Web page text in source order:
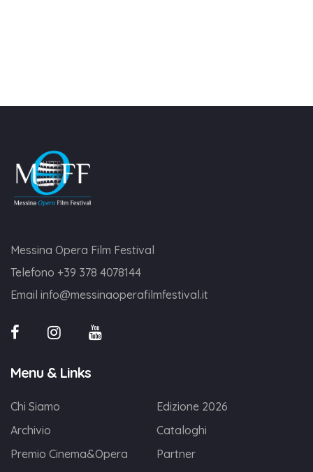
Messina Opera Film Festival
Telefono +39 378 4078144
Email info@messinaoperafilmfestival.it
Menu & Links
Chi Siamo
Edizione 2026
Archivio
Cataloghi
Premio Cinema&Opera
Partner